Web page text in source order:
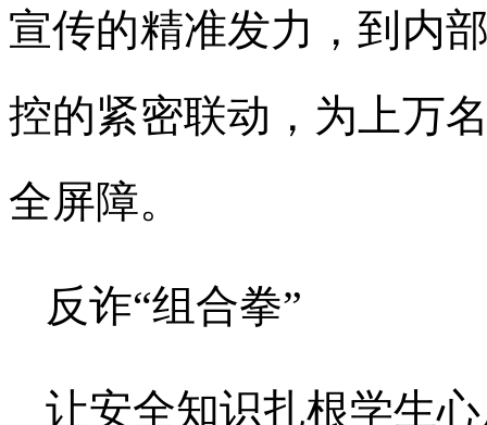
宣传的精准发力，到内
控的紧密联动，为上万
全屏障。
反诈“组合拳”
让安全知识扎根学生